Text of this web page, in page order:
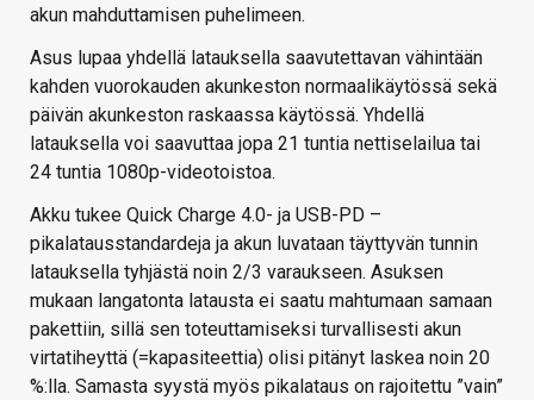
akun mahduttamisen puhelimeen.
Asus lupaa yhdellä latauksella saavutettavan vähintään
kahden vuorokauden akunkeston normaalikäytössä sekä
päivän akunkeston raskaassa käytössä. Yhdellä
latauksella voi saavuttaa jopa 21 tuntia nettiselailua tai
24 tuntia 1080p-videotoistoa.
Akku tukee Quick Charge 4.0- ja USB-PD –
pikalatausstandardeja ja akun luvataan täyttyvän tunnin
latauksella tyhjästä noin 2/3 varaukseen. Asuksen
mukaan langatonta latausta ei saatu mahtumaan samaan
pakettiin, sillä sen toteuttamiseksi turvallisesti akun
virtatiheyttä (=kapasiteettia) olisi pitänyt laskea noin 20
%:lla. Samasta syystä myös pikalataus on rajoitettu ”vain”